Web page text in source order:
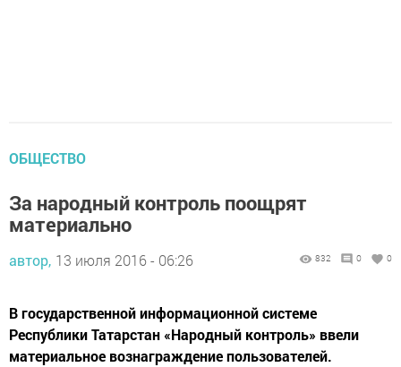
ОБЩЕСТВО
За народный контроль поощрят
материально
автор, 13 июля 2016 - 06:26 832 0 0
В государственной информационной системе
Республики Татарстан «Народный контроль» ввели
материальное вознаграждение пользователей.